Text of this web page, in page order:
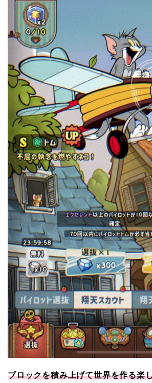
ブロックを積み上げて世界を作る楽